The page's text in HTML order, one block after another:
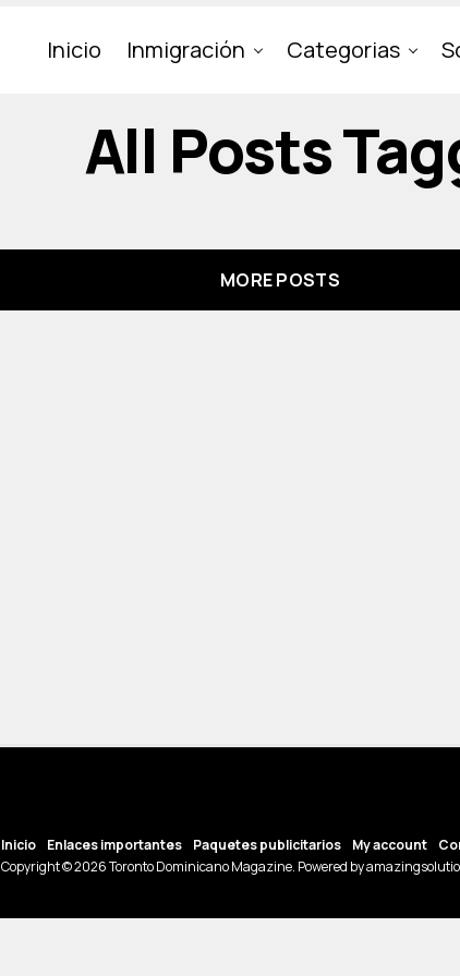
Inicio Inmigración Categorias
All Posts
MORE POSTS
Inicio Enlaces importantes Paquetes publicitarios My account
Copyright © 2026 Toronto Dominicano Magazine. Powered by